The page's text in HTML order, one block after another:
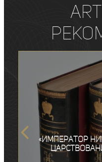
«Император